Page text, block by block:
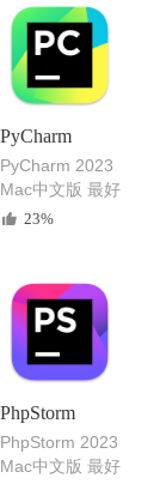
PyCharm
PyCharm 2023
Mac中文版 最好
用的专业Python
23%
PhpStorm
PhpStorm 2023
Mac中文版 最好